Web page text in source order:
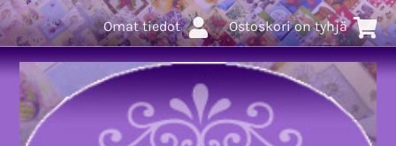
Omat tiedot Ostoskori on tyhjä